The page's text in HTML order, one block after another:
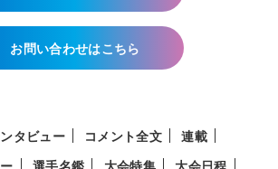
お問い合わせはこちら
タビュー コメント全文
連載
選手名鑑 大会特集 大会日程